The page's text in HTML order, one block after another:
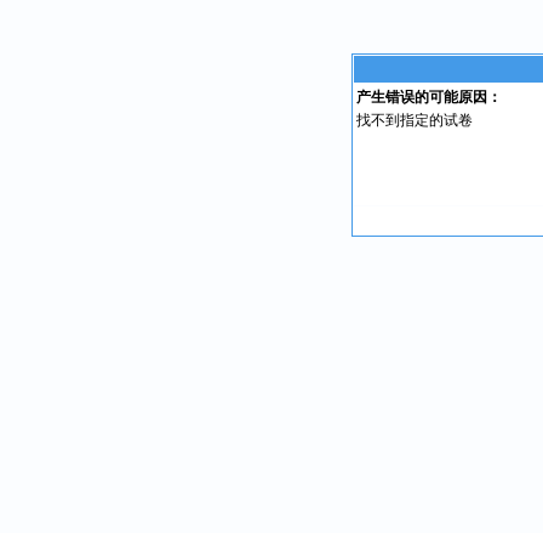
产生错误的可能原因：
找不到指定的试卷